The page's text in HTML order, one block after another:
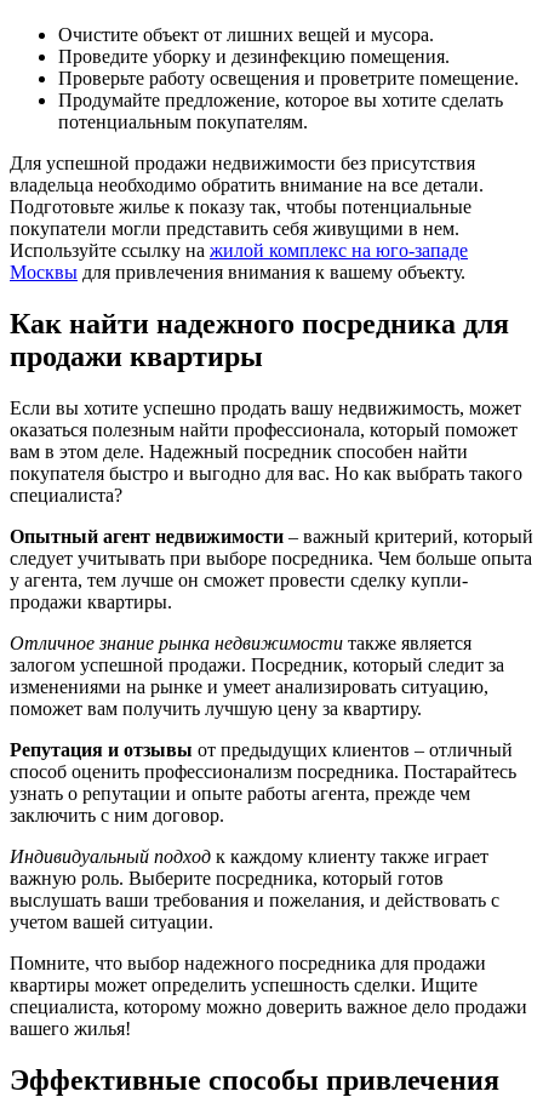
Очистите объект от лишних вещей и мусора.
Проведите уборку и дезинфекцию помещения.
Проверьте работу освещения и проветрите помещение.
Продумайте предложение, которое вы хотите сделать
потенциальным покупателям.
Для успешной продажи недвижимости без присутствия
владельца необходимо обратить внимание на все детали.
Подготовьте жилье к показу так, чтобы потенциальные
покупатели могли представить себя живущими в нем.
Используйте ссылку на жилой комплекс на юго-западе
Москвы для привлечения внимания к вашему объекту.
Как найти надежного посредника для
продажи квартиры
Если вы хотите успешно продать вашу недвижимость, может
оказаться полезным найти профессионала, который поможет
вам в этом деле. Надежный посредник способен найти
покупателя быстро и выгодно для вас. Но как выбрать такого
специалиста?
Опытный агент недвижимости – важный критерий, который
следует учитывать при выборе посредника. Чем больше опыта
у агента, тем лучше он сможет провести сделку купли-
продажи квартиры.
Отличное знание рынка недвижимости также является
залогом успешной продажи. Посредник, который следит за
изменениями на рынке и умеет анализировать ситуацию,
поможет вам получить лучшую цену за квартиру.
Репутация и отзывы от предыдущих клиентов – отличный
способ оценить профессионализм посредника. Постарайтесь
узнать о репутации и опыте работы агента, прежде чем
заключить с ним договор.
Индивидуальный подход к каждому клиенту также играет
важную роль. Выберите посредника, который готов
выслушать ваши требования и пожелания, и действовать с
учетом вашей ситуации.
Помните, что выбор надежного посредника для продажи
квартиры может определить успешность сделки. Ищите
специалиста, которому можно доверить важное дело продажи
вашего жилья!
Эффективные способы привлечения